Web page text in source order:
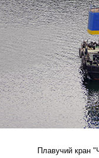
Плавучий кран